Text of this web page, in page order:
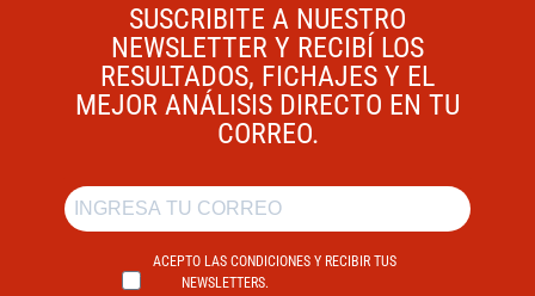
SUSCRIBITE A NUESTRO
NEWSLETTER Y RECIBÍ LOS
RESULTADOS, FICHAJES Y EL
MEJOR ANÁLISIS DIRECTO EN TU
CORREO.
ACEPTO LAS CONDICIONES Y RECIBIR TUS
NEWSLETTERS.